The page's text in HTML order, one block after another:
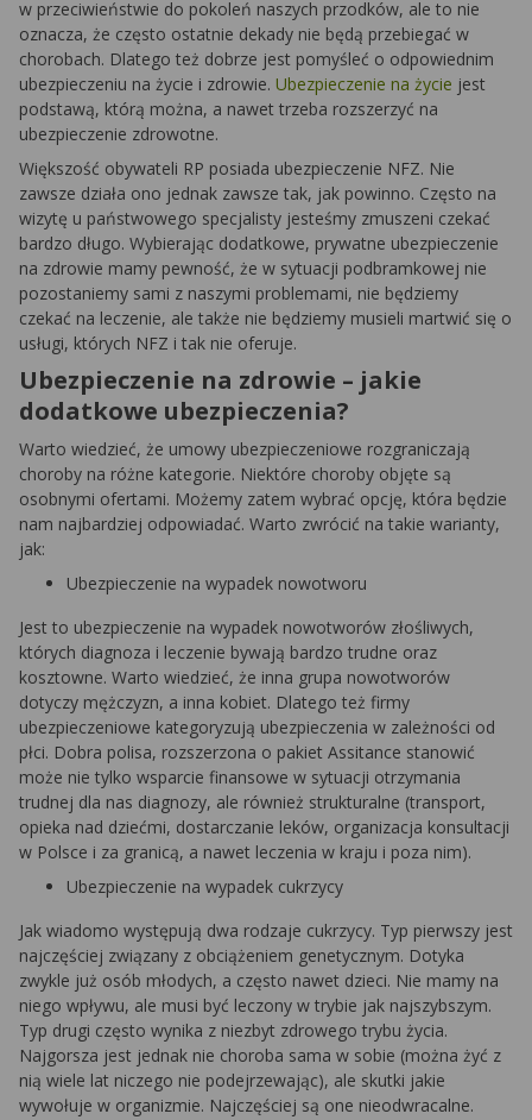
w przeciwieństwie do pokoleń naszych przodków, ale to nie
oznacza, że często ostatnie dekady nie będą przebiegać w
chorobach. Dlatego też dobrze jest pomyśleć o odpowiednim
ubezpieczeniu na życie i zdrowie. Ubezpieczenie na życie jest
podstawą, którą można, a nawet trzeba rozszerzyć na
ubezpieczenie zdrowotne.
Większość obywateli RP posiada ubezpieczenie NFZ. Nie
zawsze działa ono jednak zawsze tak, jak powinno. Często na
wizytę u państwowego specjalisty jesteśmy zmuszeni czekać
bardzo długo. Wybierając dodatkowe, prywatne ubezpieczenie
na zdrowie mamy pewność, że w sytuacji podbramkowej nie
pozostaniemy sami z naszymi problemami, nie będziemy
czekać na leczenie, ale także nie będziemy musieli martwić się o
usługi, których NFZ i tak nie oferuje.
Ubezpieczenie na zdrowie – jakie
dodatkowe ubezpieczenia?
Warto wiedzieć, że umowy ubezpieczeniowe rozgraniczają
choroby na różne kategorie. Niektóre choroby objęte są
osobnymi ofertami. Możemy zatem wybrać opcję, która będzie
nam najbardziej odpowiadać. Warto zwrócić na takie warianty,
jak:
Ubezpieczenie na wypadek nowotworu
Jest to ubezpieczenie na wypadek nowotworów złośliwych,
których diagnoza i leczenie bywają bardzo trudne oraz
kosztowne. Warto wiedzieć, że inna grupa nowotworów
dotyczy mężczyzn, a inna kobiet. Dlatego też firmy
ubezpieczeniowe kategoryzują ubezpieczenia w zależności od
płci. Dobra polisa, rozszerzona o pakiet Assitance stanowić
może nie tylko wsparcie finansowe w sytuacji otrzymania
trudnej dla nas diagnozy, ale również strukturalne (transport,
opieka nad dziećmi, dostarczanie leków, organizacja konsultacji
w Polsce i za granicą, a nawet leczenia w kraju i poza nim).
Ubezpieczenie na wypadek cukrzycy
Jak wiadomo występują dwa rodzaje cukrzycy. Typ pierwszy jest
najczęściej związany z obciążeniem genetycznym. Dotyka
zwykle już osób młodych, a często nawet dzieci. Nie mamy na
niego wpływu, ale musi być leczony w trybie jak najszybszym.
Typ drugi często wynika z niezbyt zdrowego trybu życia.
Najgorsza jest jednak nie choroba sama w sobie (można żyć z
nią wiele lat niczego nie podejrzewając), ale skutki jakie
wywołuje w organizmie. Najczęściej są one nieodwracalne.